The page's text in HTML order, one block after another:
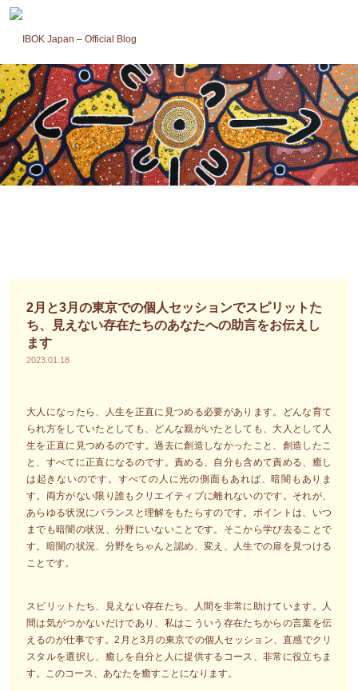
ツ
へ
ス
キ
ッ
プ
2月と3月の東京での個人セッションでスピリットた
ち、見えない存在たちのあなたへの助言をお伝えし
ます
2023.01.18
大人になったら、人生を正直に見つめる必要があります。どんな育て
られ方をしていたとしても、どんな親がいたとしても、大人として人
生を正直に見つめるのです。過去に創造しなかったこと、創造したこ
と、すべてに正直になるのです。責める、自分も含めて責める、癒し
は起きないのです。すべての人に光の側面もあれば、暗闇もありま
す。両方がない限り誰もクリエイティブに離れないのです。それが、
あらゆる状況にバランスと理解をもたらすのです。ポイントは、いつ
までも暗闇の状況、分野にいないことです。そこから学び去ることで
す。暗闇の状況、分野をちゃんと認め、変え、人生での扉を見つける
ことです。
スピリットたち、見えない存在たち、人間を非常に助けています。人
間は気がつかないだけであり、私はこういう存在たちからの言葉を伝
えるのが仕事です。2月と3月の東京での個人セッション、直感でクリ
スタルを選択し、癒しを自分と人に提供するコース、非常に役立ちま
す。このコース、あなたを癒すことになります。